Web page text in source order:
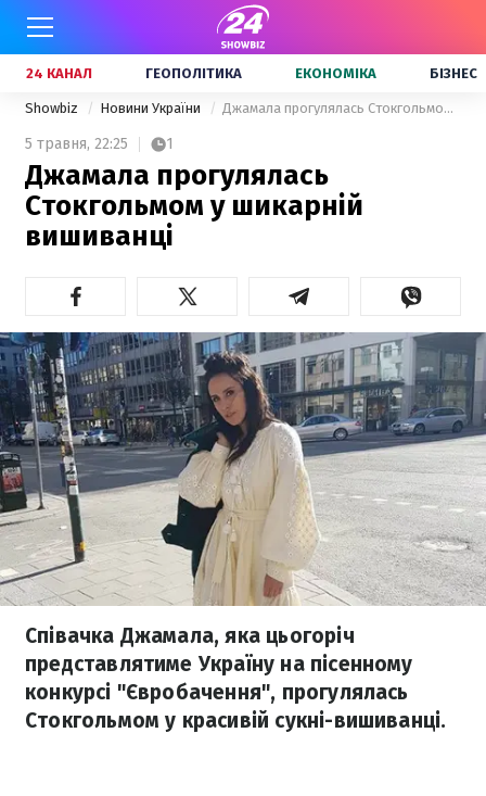
24 КАНАЛ ГЕОПОЛІТИКА ЕКОНОМІКА БІЗНЕС
Showbiz Новини України Джамала прогулялась Стокгольмом у шикарній вишиванці
5 травня, 22:25 1
Джамала прогулялась
Стокгольмом у шикарній
вишиванці
Співачка Джамала, яка цьогоріч
представлятиме Україну на пісенному
конкурсі "Євробачення", прогулялась
Стокгольмом у красивій сукні-вишиванці.